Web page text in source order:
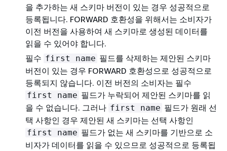
을 추가하는 새 스키마 버전이 있는 경우 성공적으로
등록됩니다. FORWARD 호환성을 위해서는 소비자가
이전 버전을 사용하여 새 스키마로 생성된 데이터를
읽을 수 있어야 합니다.
필수 first name 필드를 삭제하는 제안된 스키마
버전이 있는 경우 FORWARD 호환성으로 성공적으로
등록되지 않습니다. 이전 버전의 소비자는 필수
first name 필드가 누락되어 제안된 스키마를 읽
을 수 없습니다. 그러나 first name 필드가 원래 선
택 사항인 경우 제안된 새 스키마는 선택 사항인
first name 필드가 없는 새 스키마를 기반으로 소
비자가 데이터를 읽을 수 있으므로 성공적으로 등록됩